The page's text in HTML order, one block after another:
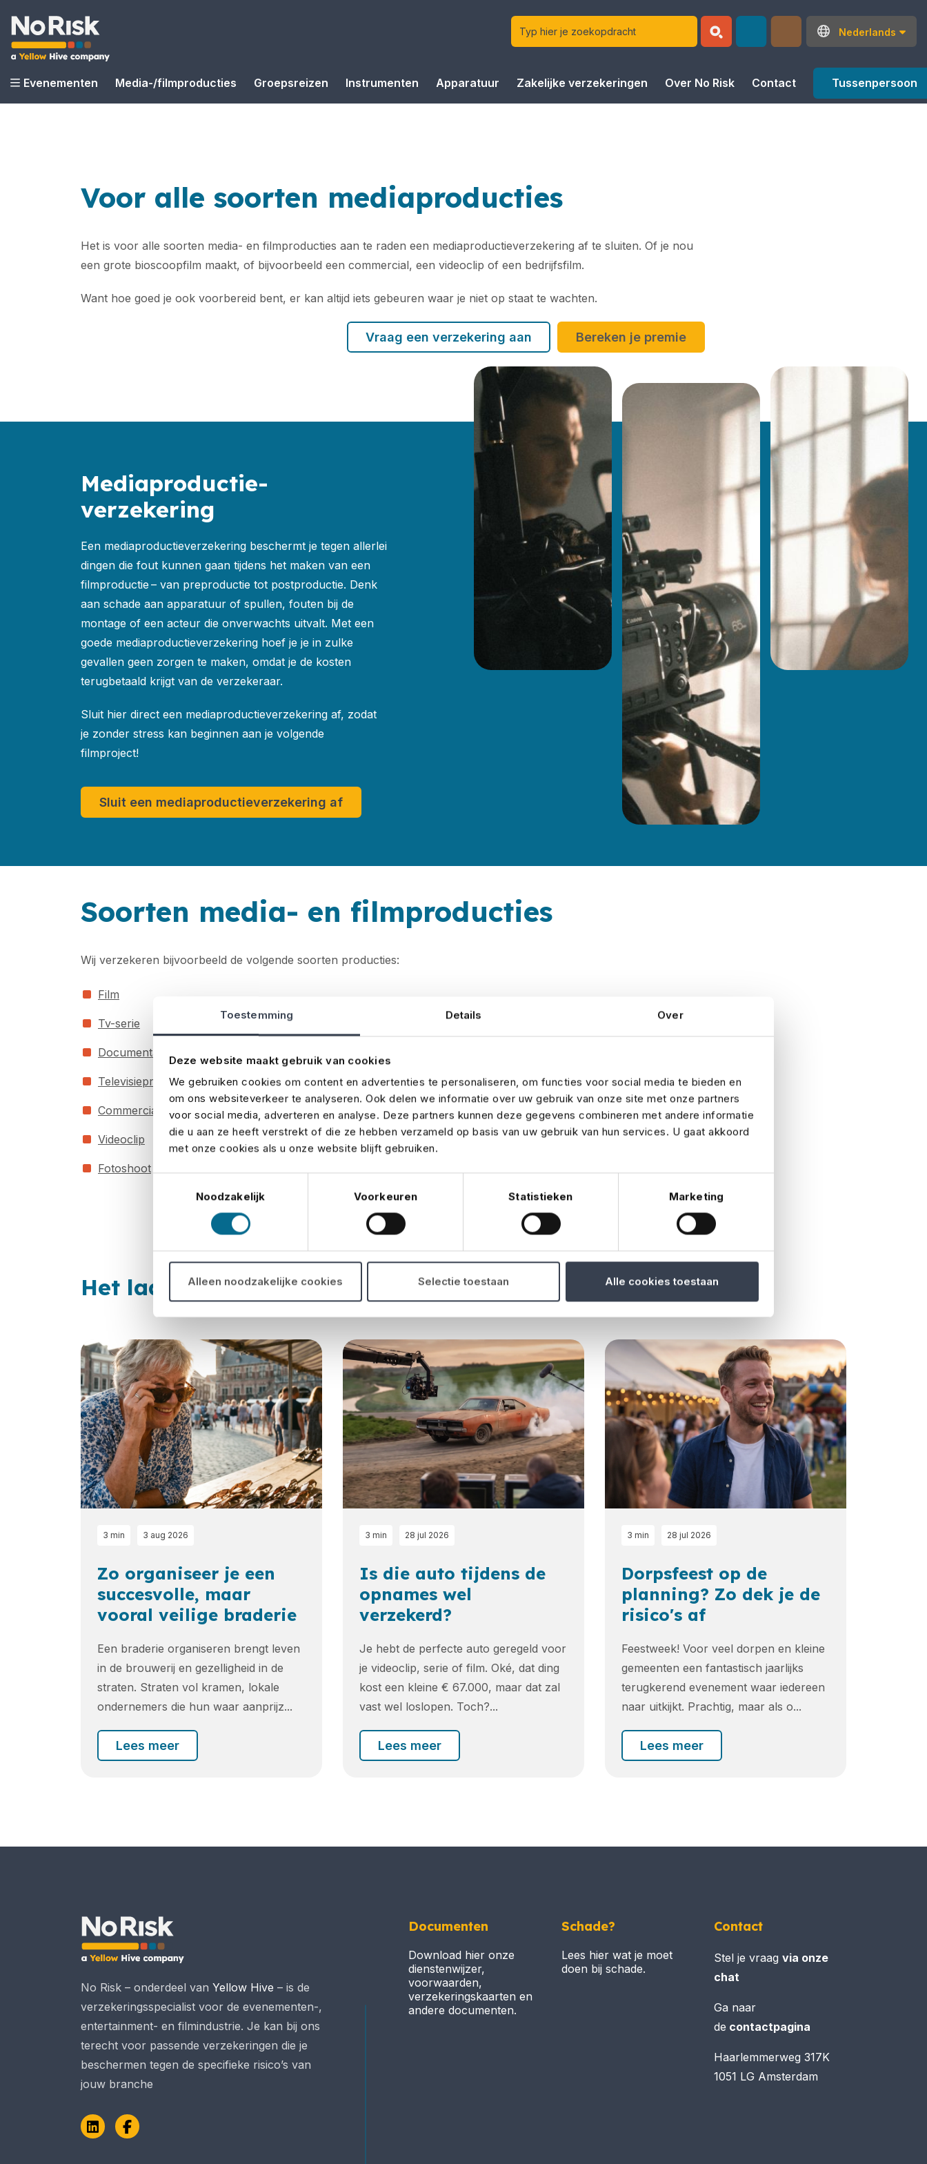
Toestemming Details Over
Deze website maakt gebruik van cookies
We gebruiken cookies om content en advertenties te personaliseren, om functies voor social media te bieden en
om ons websiteverkeer te analyseren. Ook delen we informatie over uw gebruik van onze site met onze partners
voor social media, adverteren en analyse. Deze partners kunnen deze gegevens combineren met andere informatie
die u aan ze heeft verstrekt of die ze hebben verzameld op basis van uw gebruik van hun services. U gaat akkoord
met onze cookies als u onze website blijft gebruiken.
Noodzakelijk
Voorkeuren Statistieken Marketing
Alleen noodzakelijke cookies Selectie toestaan Alle cookies toestaan
Nederlands
Evenementen Media-/filmproducties Groepsreizen Instrumenten Apparatuur Zakelijke verzekeringen Over No Risk Contact Tussenpersoon
Voor alle soorten mediaproducties
Het is voor alle soorten media- en filmproducties aan te raden een mediaproductieverzekering af te sluiten. Of je nou
een grote bioscoopfilm maakt, of bijvoorbeeld een commercial, een videoclip of een bedrijfsfilm.
Want hoe goed je ook voorbereid bent, er kan altijd iets gebeuren waar je niet op staat te wachten.
Vraag een verzekering aan Bereken je premie
Mediaproductie-
verzekering
Een mediaproductieverzekering beschermt je tegen allerlei
dingen die fout kunnen gaan tijdens het maken van een
filmproductie – van preproductie tot postproductie. Denk
aan schade aan apparatuur of spullen, fouten bij de
montage of een acteur die onverwachts uitvalt. Met een
goede mediaproductieverzekering hoef je je in zulke
gevallen geen zorgen te maken, omdat je de kosten
terugbetaald krijgt van de verzekeraar.
Sluit hier direct een mediaproductieverzekering af, zodat
je zonder stress kan beginnen aan je volgende
filmproject!
Sluit een mediaproductieverzekering af
Soorten media- en filmproducties
Wij verzekeren bijvoorbeeld de volgende soorten producties:
Film
Tv-serie
Documentaire
Televisieproductie
Commercial
Videoclip
Fotoshoot
Het laatste nieuws
3 min 3 aug 2026
Zo organiseer je een
succesvolle, maar
vooral veilige braderie
Een braderie organiseren brengt leven
in de brouwerij en gezelligheid in de
straten. Straten vol kramen, lokale
ondernemers die hun waar aanprijz...
Lees meer
3 min 28 jul 2026
Is die auto tijdens de
opnames wel
verzekerd?
Je hebt de perfecte auto geregeld voor
je videoclip, serie of film. Oké, dat ding
kost een kleine € 67.000, maar dat zal
vast wel loslopen. Toch?...
Lees meer
3 min 28 jul 2026
Dorpsfeest op de
planning? Zo dek je de
risico's af
Feestweek! Voor veel dorpen en kleine
gemeenten een fantastisch jaarlijks
terugkerend evenement waar iedereen
naar uitkijkt. Prachtig, maar als o...
Lees meer
No Risk – onderdeel van Yellow Hive – is de
verzekeringsspecialist voor de evenementen-,
entertainment- en filmindustrie. Je kan bij ons
terecht voor passende verzekeringen die je
beschermen tegen de specifieke risico’s van
jouw branche
LinkedInFacebook
Documenten
Download hier onze
dienstenwijzer,
voorwaarden,
verzekeringskaarten en
andere documenten.
Schade?
Lees hier wat je moet
doen bij schade.
Contact
Stel je vraagvia onze
chat
Ga naar
de contactpagina
Haarlemmerweg 317K
1051 LG Amsterdam